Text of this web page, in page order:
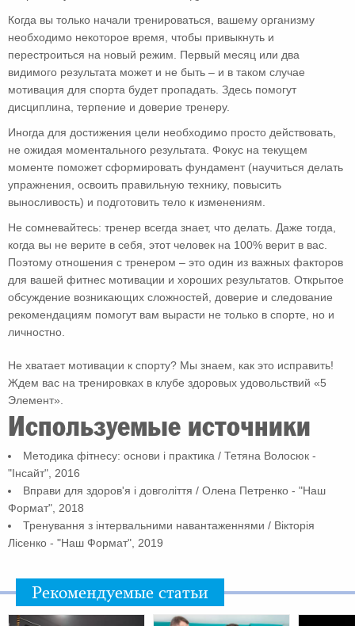
Когда вы только начали тренироваться, вашему организму
необходимо некоторое время, чтобы привыкнуть и
перестроиться на новый режим. Первый месяц или два
видимого результата может и не быть – и в таком случае
мотивация для спорта будет пропадать. Здесь помогут
дисциплина, терпение и доверие тренеру.
Иногда для достижения цели необходимо просто действовать,
не ожидая моментального результата. Фокус на текущем
моменте поможет сформировать фундамент (научиться делать
упражнения, освоить правильную технику, повысить
выносливость) и подготовить тело к изменениям.
Не сомневайтесь: тренер всегда знает, что делать. Даже тогда,
когда вы не верите в себя, этот человек на 100% верит в вас.
Поэтому отношения с тренером – это один из важных факторов
для вашей фитнес мотивации и хороших результатов. Открытое
обсуждение возникающих сложностей, доверие и следование
рекомендациям помогут вам вырасти не только в спорте, но и
личностно.
Не хватает мотивации к спорту? Мы знаем, как это исправить!
Ждем вас на тренировках в клубе здоровых удовольствий «5
Элемент».
Используемые источники
Методика фітнесу: основи і практика / Тетяна Волосюк -
"Інсайт", 2016
Вправи для здоров'я і довголіття / Олена Петренко - "Наш
Формат", 2018
Тренування з інтервальними навантаженнями / Вікторія
Лісенко - "Наш Формат", 2019
Рекомендуемые статьи